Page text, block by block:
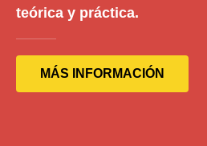
teórica y práctica.
MÁS INFORMACIÓN